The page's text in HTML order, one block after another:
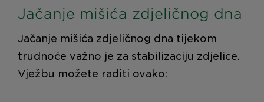
Jačanje mišića zdjeličnog dna
Jačanje mišića zdjeličnog dna tijekom
trudnoće važno je za stabilizaciju zdjelice.
Vježbu možete raditi ovako: